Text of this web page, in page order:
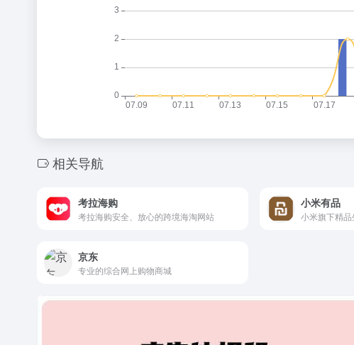
相关导航
考拉海购
考拉海购安全、放心的跨境海淘网站
小米有品
小米旗下精
京东
专业的综合网上购物商城